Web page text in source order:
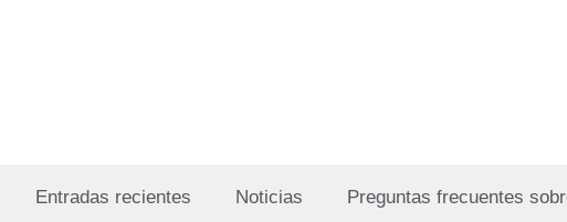
Entradas recientes Noticias Preguntas frecuentes